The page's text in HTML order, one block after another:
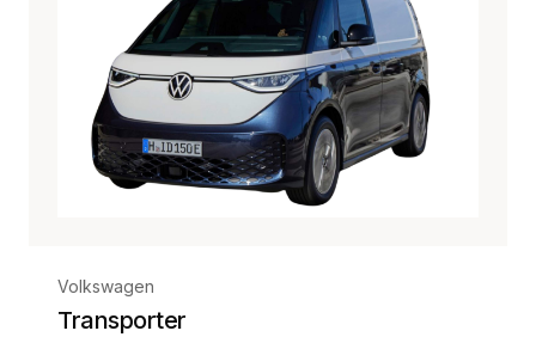
Volkswagen
Transporter